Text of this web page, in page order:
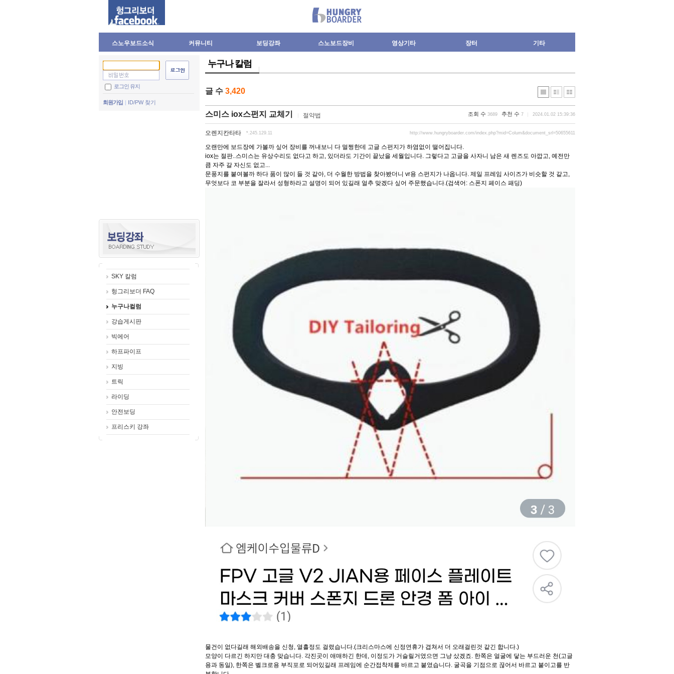
스노우보드소식 커뮤니티 보딩강좌 스노보드장비 영상기타 장터 기타
로그인 유지
회원가입 ID/PW 찾기
SKY 칼럼
헝그리보더 FAQ
누구나컬럼
강습게시판
빅에어
하프파이프
지빙
트릭
라이딩
안전보딩
프리스키 강좌
누구나 칼럼
글 수 3,420
스미스 iox스펀지 교체기 절약법 조회 수 3689 추천 수 7 2024.01.02 15:39:36
오렌지칸타타 *.245.129.11 http://www.hungryboarder.com/index.php?mid=Colum&document_srl=50655611
오랜만에 보드장에 가볼까 싶어 장비를 꺼내보니 다 멀쩡한데 고글 스펀지가 하염없이 떨어집니다.
iox는 절판..스미스는 유상수리도 없다고 하고, 있더라도 기간이 끝났을 세월입니다. 그렇다고 고글을 사자니 남은 새 렌즈도 아깝고, 예전만
큼 자주 갈 자신도 없고...
문풍지를 붙여볼까 하다 품이 많이 들 것 같아, 더 수월한 방법을 찾아봤더니 vr용 스펀지가 나옵니다. 제일 프레임 사이즈가 비슷할 것 같고,
무엇보다 코 부분을 잘라서 성형하라고 설명이 되어 있길래 얼추 맞겠다 싶어 주문했습니다.(검색어: 스폰지 페이스 패딩)
물건이 없다길래 해외배송을 신청, 열흘정도 걸렸습니다.(크리스마스에 신정연휴가 겹쳐서 더 오래걸린것 같긴 합니다.)
모양이 다르긴 하지만 대충 맞습니다. 각진곳이 애매하긴 한데, 이정도가 거슬릴거였으면 그냥 샀겠죠. 한쪽은 얼굴에 닿는 부드러운 천(고글
용과 동일), 한쪽은 벨크로용 부직포로 되어있길래 프레임에 순간접착제를 바르고 붙였습니다. 굴곡을 기점으로 끊어서 바르고 붙이고를 반